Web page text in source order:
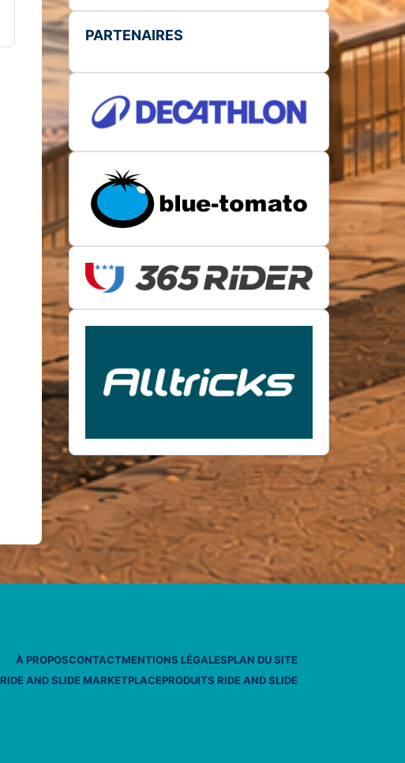
PARTENAIRES
À PROPOSCONTACTMENTIONS LÉGALESPLAN DU SITE
RIDE AND SLIDE MARKETPLACEPRODUITS RIDE AND SLIDE